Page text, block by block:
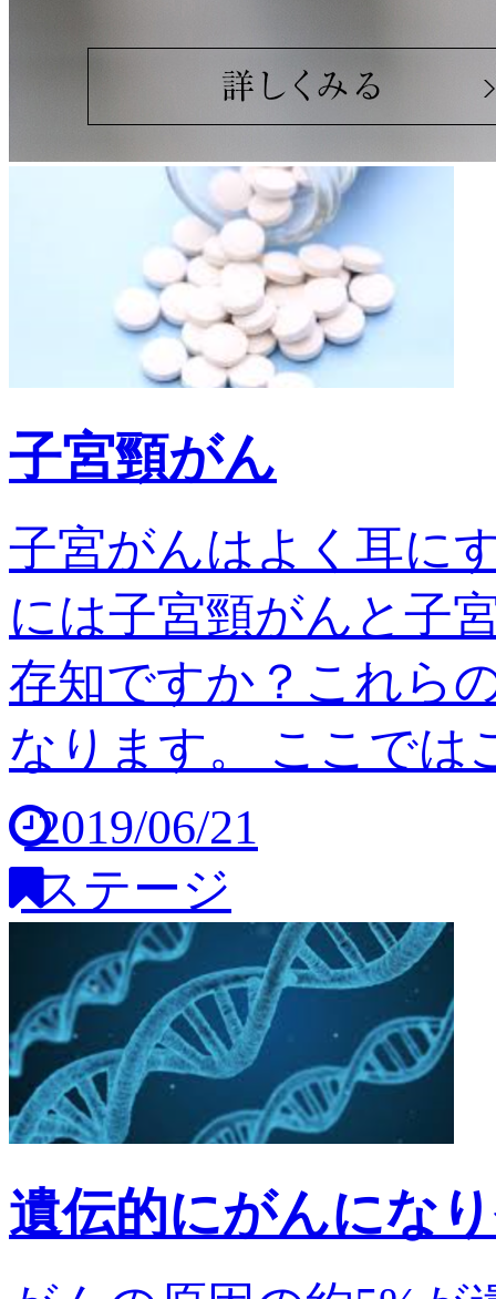
子宮頸がん
子宮がんはよく耳に
には子宮頸がんと子
存知ですか？これら
なります。 ここでは
2019/06/21
ステージ
遺伝的にがんにな